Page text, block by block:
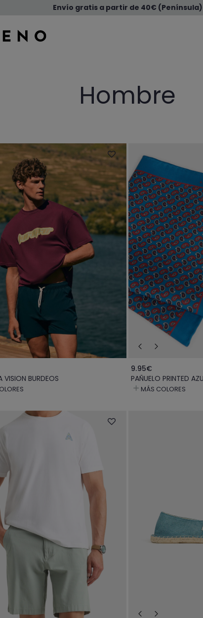
Envío gratis a partir de 40€ (Península)
Hombre
VISION BURDEOS
9.95€
PAÑUELO PRINTED
MÁS COLORES